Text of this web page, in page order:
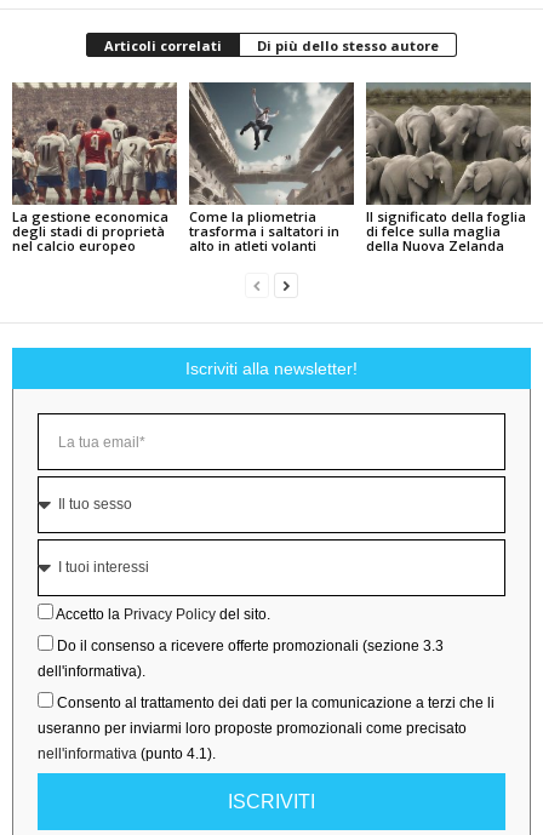
Articoli correlati Di più dello stesso autore
La gestione economica
degli stadi di proprietà
nel calcio europeo
Come la pliometria
trasforma i saltatori in
alto in atleti volanti
Il significato della foglia
di felce sulla maglia
della Nuova Zelanda
Iscriviti alla newsletter!
Accetto la Privacy Policy del sito.
Do il consenso a ricevere offerte promozionali (sezione 3.3
dell'informativa).
Consento al trattamento dei dati per la comunicazione a terzi che li
useranno per inviarmi loro proposte promozionali come precisato
nell'informativa (punto 4.1).
ISCRIVITI